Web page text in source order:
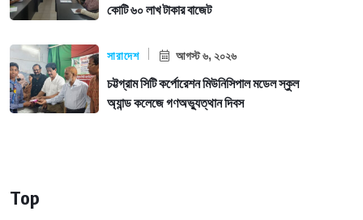
কোটি ৬০ লাখ টাকার বাজেট
সারাদেশ আগস্ট ৬, ২০২৬
চট্টগ্রাম সিটি কর্পোরেশন মিউনিসিপাল মডেল স্কুল
অ্যান্ড কলেজে গণঅভ্যুত্থান দিবস
Top